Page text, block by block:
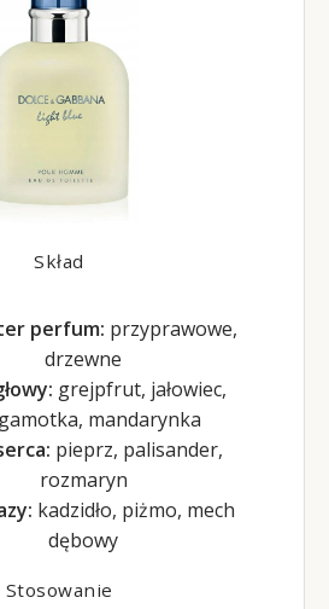
Skład
perfum: przyprawowe,
drzewne
grejpfrut, jałowiec,
mandarynka
pieprz, palisander,
rozmaryn
kadzidło, piżmo, mech
dębowy
Stosowanie